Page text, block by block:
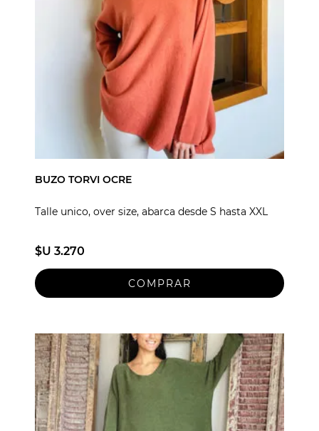
BUZO TORVI OCRE
Talle unico, over size, abarca desde S hasta XXL
$U 3.270